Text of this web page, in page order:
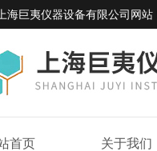
上海巨夷仪器设备有限公司网站
首页 关于我们